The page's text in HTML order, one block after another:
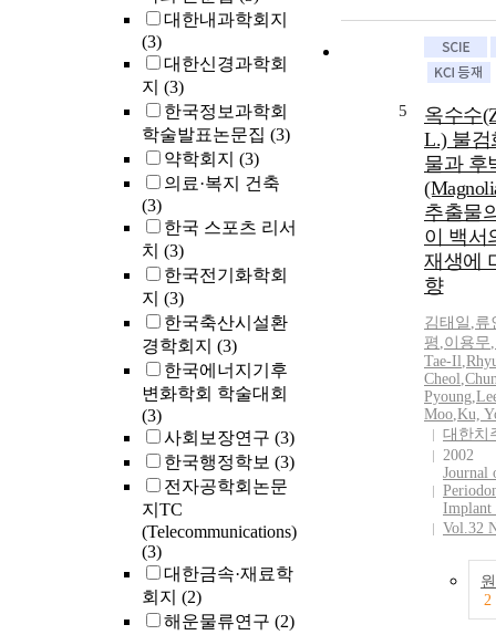
대한내과학회지
(3)
대한신경과학회
지 (3)
한국정보과학회
학술발표논문집 (3)
약학회지 (3)
의료·복지 건축
(3)
한국 스포츠 리서
치 (3)
한국전기화학회
지 (3)
한국축산시설환
경학회지 (3)
한국에너지기후
변화학회 학술대회
(3)
사회보장연구 (3)
한국행정학보 (3)
전자공학회논문
지TC
(Telecommunications)
(3)
대한금속·재료학
회지 (2)
해운물류연구 (2)
5
옥수수
L.) 불검
물과 후
추출물
이 백서
재생에
향
김태일 ,류
평 ,이용무,
Tae-Il,
Cheol,
Pyoung,
Moo,Ku,
대한치
2002
Journal
Implant
Vol.32
2